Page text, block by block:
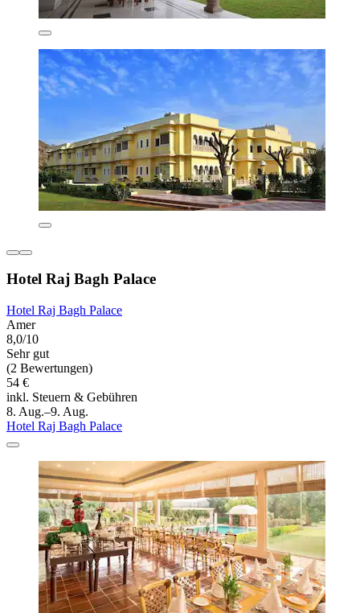
Hotel Raj Bagh Palace
Hotel Raj Bagh Palace
Amer
8,0/10
Sehr gut
(2 Bewertungen)
54 €
inkl. Steuern & Gebühren
8. Aug.–9. Aug.
Hotel Raj Bagh Palace